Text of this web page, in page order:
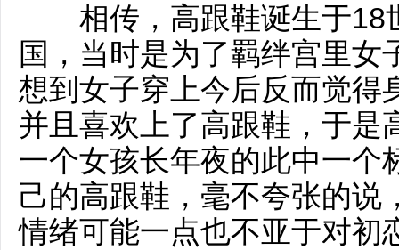
相传，高跟鞋诞生于18
国，当时是为了羁绊宫里女
想到女子穿上今后反而觉得
并且喜欢上了高跟鞋，于是
一个女孩长年夜的此中一个
己的高跟鞋，毫不夸张的说
情绪可能一点也不亚于对初